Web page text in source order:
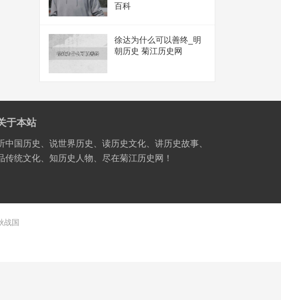
百科
徐达为什么可以善终_明
朝历史 菊江历史网
于本站
中国历史、说世界历史、读历史文化、讲历史故事、
传统文化、知历史人物、尽在菊江历史网！
战国